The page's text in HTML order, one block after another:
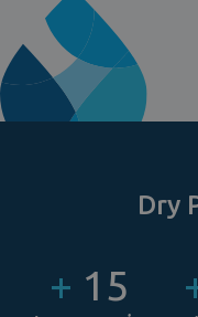
Dry
+ 15